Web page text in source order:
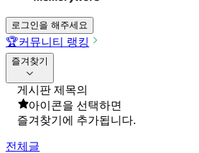
로그인을 해주세요
🏆커뮤니티 랭킹
즐겨찾기
게시판 제목의
아이콘을 선택하면
즐겨찾기에 추가됩니다.
전체글